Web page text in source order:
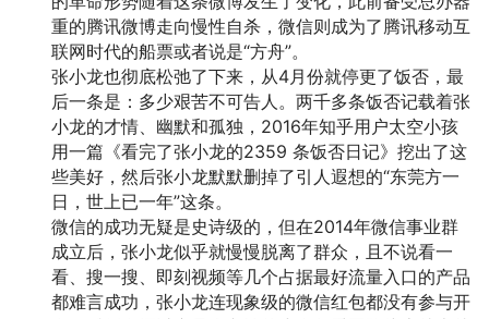
重的腾讯微博走向慢性自杀，微信则成为了腾讯移动互
联网时代的船票或者说是“方舟”。
张小龙也彻底松弛了下来，从4月份就停更了饭否，最
后一条是：多少艰苦不可告人。两千多条饭否记载着张
小龙的才情、幽默和孤独，2016年知乎用户太空小孩
用一篇《看完了张小龙的2359 条饭否日记》挖出了这
些美好，然后张小龙默默删掉了引人遐想的“东莞方一
日，世上已一年”这条。
微信的成功无疑是史诗级的，但在2014年微信事业群
成立后，张小龙似乎就慢慢脱离了群众，且不说看一
看、搜一搜、即刻视频等几个占据最好流量入口的产品
都难言成功，张小龙连现象级的微信红包都没有参与开